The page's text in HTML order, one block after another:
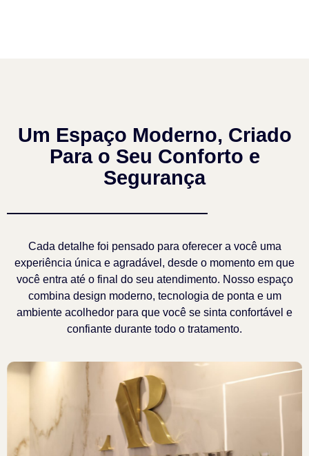
Um Espaço Moderno, Criado
Para o Seu Conforto e
Segurança
Cada detalhe foi pensado para oferecer a você uma
experiência única e agradável, desde o momento em que
você entra até o final do seu atendimento. Nosso espaço
combina design moderno, tecnologia de ponta e um
ambiente acolhedor para que você se sinta confortável e
confiante durante todo o tratamento.